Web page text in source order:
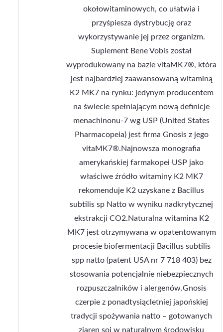
okołowitaminowych, co ułatwia i
przyśpiesza dystrybucję oraz
wykorzystywanie jej przez organizm.
Suplement Bene Vobis został
wyprodukowany na bazie vitaMK7®, która
jest najbardziej zaawansowaną witaminą
K2 MK7 na rynku: jedynym producentem
na świecie spełniającym nową definicje
menachinonu-7 wg USP (United States
Pharmacopeia) jest firma Gnosis z jego
vitaMK7®.Najnowsza monografia
amerykańskiej farmakopei USP jako
właściwe źródło witaminy K2 MK7
rekomenduje K2 uzyskane z Bacillus
subtilis sp Natto w wyniku nadkrytycznej
ekstrakcji CO2.Naturalna witamina K2
MK7 jest otrzymywana w opatentowanym
procesie biofermentacji Bacillus subtilis
spp natto (patent USA nr 7 718 403) bez
stosowania potencjalnie niebezpiecznych
rozpuszczalników i alergenów.Gnosis
czerpie z ponadtysiącletniej japońskiej
tradycji spożywania natto – gotowanych
ziaren soi w naturalnym środowisku